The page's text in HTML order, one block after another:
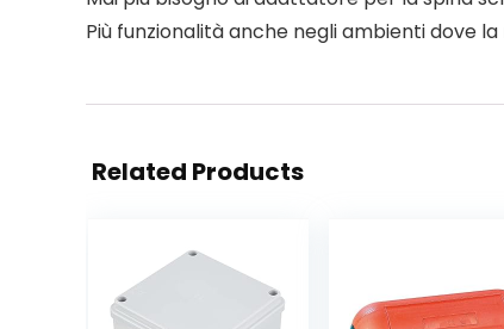
Più funzionalità anche negli ambienti dove
Related Products